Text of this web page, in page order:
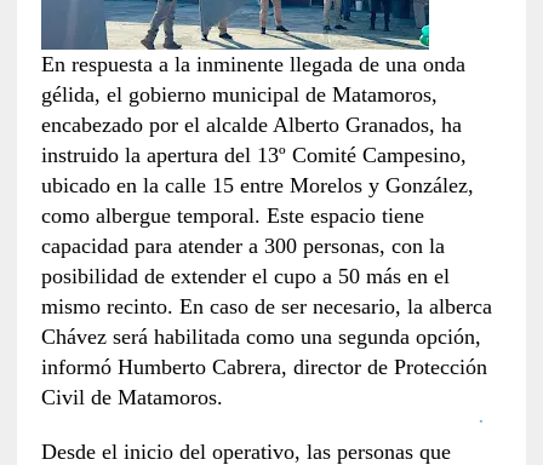
En respuesta a la inminente llegada de una onda
gélida, el gobierno municipal de Matamoros,
encabezado por el alcalde Alberto Granados, ha
instruido la apertura del 13º Comité Campesino,
ubicado en la calle 15 entre Morelos y González,
como albergue temporal. Este espacio tiene
capacidad para atender a 300 personas, con la
posibilidad de extender el cupo a 50 más en el
mismo recinto. En caso de ser necesario, la alberca
Chávez será habilitada como una segunda opción,
informó Humberto Cabrera, director de Protección
Civil de Matamoros.
Desde el inicio del operativo, las personas que